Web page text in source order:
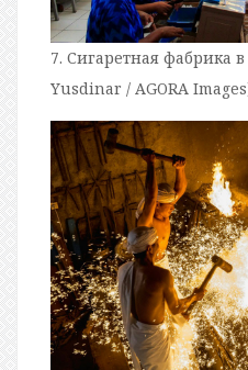
7. Сигаретная фабрика
Yusdinar / AGORA